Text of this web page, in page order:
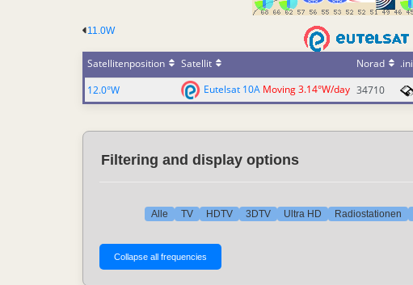
11.0W
Satellitenposition Satellit Norad .ini
12.0°W
Eutelsat 10A Moving 3.14°W/day 34710
Filtering and display options
Alle TV HDTV 3DTV Ultra HD Radiostationen